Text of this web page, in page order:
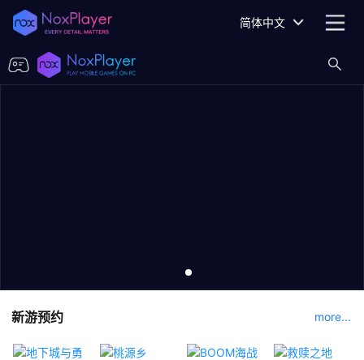
简体中文
新游预约 more...